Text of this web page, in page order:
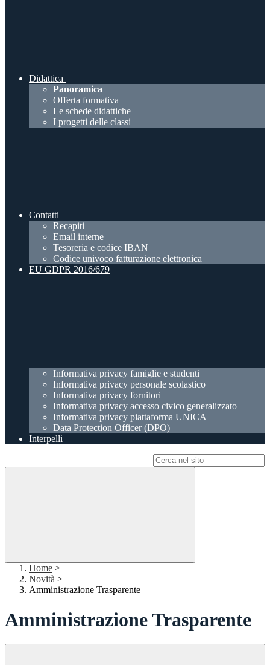
Didattica
Panoramica
Offerta formativa
Le schede didattiche
I progetti delle classi
Contatti
Recapiti
Email interne
Tesoreria e codice IBAN
Codice univoco fatturazione elettronica
EU GDPR 2016/679
Informativa privacy famiglie e studenti
Informativa privacy personale scolastico
Informativa privacy fornitori
Informativa privacy accesso civico generalizzato
Informativa privacy piattaforma UNICA
Data Protection Officer (DPO)
Interpelli
Home >
Novità >
Amministrazione Trasparente
Amministrazione Trasparente